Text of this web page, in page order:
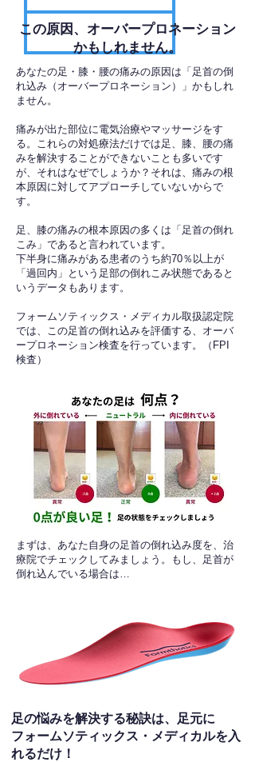
​この原因、オーバープロネーション
かもしれません。
あなたの足・膝・腰の痛みの原因は「足首の倒
れ込み（オーバープロネーション）」かもしれ
ません。
痛みが出た部位に電気治療やマッサージをす
る。これらの対処療法だけでは足、膝、腰の痛
みを解決することができないことも多いです
が、それはなぜでしょうか？それは、痛みの根
本原因に対してアプローチしていないからで
す。
足、膝の痛みの根本原因の多くは「足首の倒れ
こみ」であると言われています。
下半身に痛みがある患者のうち約70％以上が
「過回内」という足部の倒れこみ状態であると
いうデータもあります。
フォームソティックス・メディカル取扱認定院
では、この足首の倒れ込みを評価する、オーバ
ープロネーション検査を行っています。（FPI
検査）​
​まずは、あなた自身の足首の倒れ込み度を、治
療院でチェックしてみましょう。もし、足首が
倒れ込んでいる場合は…
足の悩みを解決する秘訣は、足元に
フォームソティックス・メディカルを入
れるだけ！